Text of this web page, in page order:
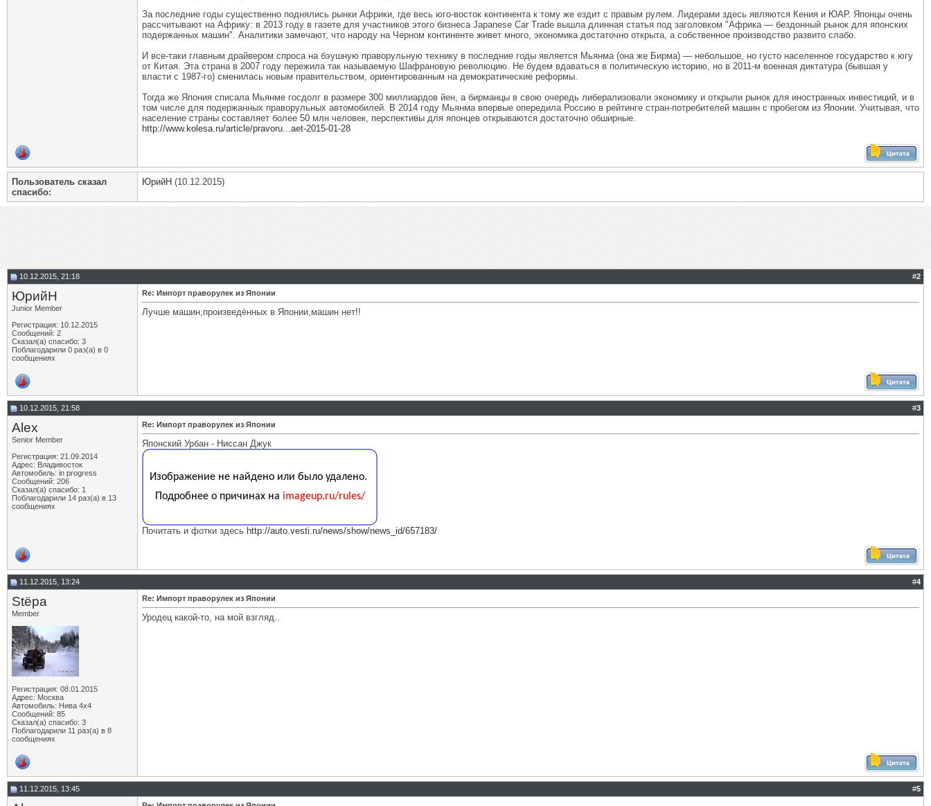
За последние годы существенно поднялись рынки Африки, где весь юго-восток континента к тому же ездит с правым рулем. Лидерами здесь являются Кения и ЮАР. Японцы очень
рассчитывают на Африку: в 2013 году в газете для участников этого бизнеса Japanese Car Trade вышла длинная статья под заголовком "Африка — бездонный рынок для японских
подержанных машин". Аналитики замечают, что народу на Черном континенте живет много, экономика достаточно открыта, а собственное производство развито слабо.
И все-таки главным драйвером спроса на бэушную праворульную технику в последние годы является Мьянма (она же Бирма) — небольшое, но густо населенное государство к югу
от Китая. Эта страна в 2007 году пережила так называемую Шафрановую революцию. Не будем вдаваться в политическую историю, но в 2011-м военная диктатура (бывшая у
власти с 1987-го) сменилась новым правительством, ориентированным на демократические реформы.
Тогда же Япония списала Мьянме госдолг в размере 300 миллиардов йен, а бирманцы в свою очередь либерализовали экономику и открыли рынок для иностранных инвестиций, и в
том числе для подержанных праворульных автомобилей. В 2014 году Мьянма впервые опередила Россию в рейтинге стран-потребителей машин с пробегом из Японии. Учитывая, что
население страны составляет более 50 млн человек, перспективы для японцев открываются достаточно обширные.
http://www.kolesa.ru/article/pravoru...aet-2015-01-28
Пользователь сказал
cпасибо:
ЮрийН (10.12.2015)
10.12.2015, 21:18 #2
ЮрийН
Junior Member
Регистрация: 10.12.2015
Сообщений: 2
Сказал(а) спасибо: 3
Поблагодарили 0 раз(а) в 0
сообщениях
Re: Импорт праворулек из Японии
Лучше машин,произведённых в Японии,машин нет!!
10.12.2015, 21:58 #3
Alex
Senior Member
Регистрация: 21.09.2014
Адрес: Владивосток
Автомобиль: in progress
Сообщений: 206
Сказал(а) спасибо: 1
Поблагодарили 14 раз(а) в 13
сообщениях
Re: Импорт праворулек из Японии
Японский Урбан - Ниссан Джук
Почитать и фотки здесь http://auto.vesti.ru/news/show/news_id/657183/
11.12.2015, 13:24 #4
Stёpa
Member
Регистрация: 08.01.2015
Адрес: Москва
Автомобиль: Нива 4х4
Сообщений: 85
Сказал(а) спасибо: 3
Поблагодарили 11 раз(а) в 8
сообщениях
Re: Импорт праворулек из Японии
Уродец какой-то, на мой взгляд..
11.12.2015, 13:45 #5